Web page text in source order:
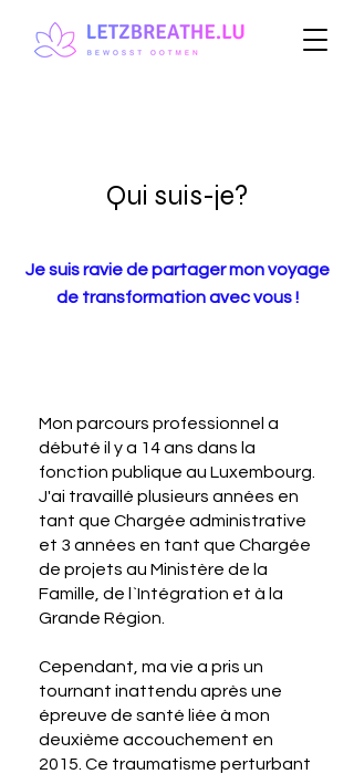
Qui suis-je?
Je suis ravie de partager mon voyage
de transformation avec vous !
Mon parcours professionnel a
débuté il y a 14 ans dans la
fonction publique au Luxembourg.
J'ai travaillé plusieurs années en
tant que Chargée administrative
et 3 années en tant que Chargée
de projets au Ministère de la
Famille, de l`Intégration et à la
Grande Région.
Cependant, ma vie a pris un
tournant inattendu après une
épreuve de santé liée à mon
deuxième accouchement en
2015. Ce traumatisme perturbant